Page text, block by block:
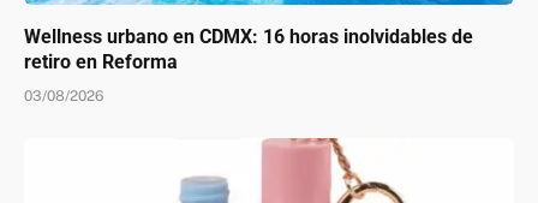
Wellness urbano en CDMX: 16 horas inolvidables de
retiro en Reforma
03/08/2026